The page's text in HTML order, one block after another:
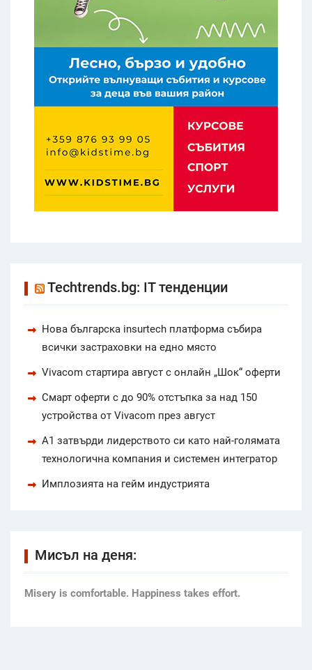
Techtrends.bg: IT тенденции
Нова българска insurtech платформа събира
всички застраховки на едно място
Vivacom стартира август с онлайн „Шок“ оферти
Смарт оферти с до 90% отстъпка за над 150
устройства от Vivacom през август
А1 затвърди лидерството си като най-голямата
технологична компания и системен интегратор
Имплозията на гейм индустрията
Мисъл на деня:
Мisery is comfortable. Happiness takes effort.